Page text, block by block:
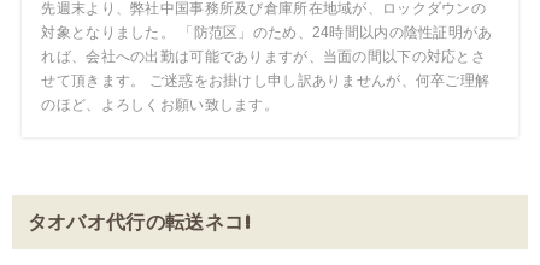
先週末より、弊社中国事務所及び倉庫所在地域が、ロックダウンの
対象となりました。 「防范区」のため、24時間以内の陰性証明があ
れば、会社への出勤は可能でありますが、当面の間以下の対応とさ
せて頂きます。 ご迷惑をお掛けし申し訳ありませんが、何卒ご理解
のほど、よろしくお願い致します。
タオバオ代行の転送ネコ!